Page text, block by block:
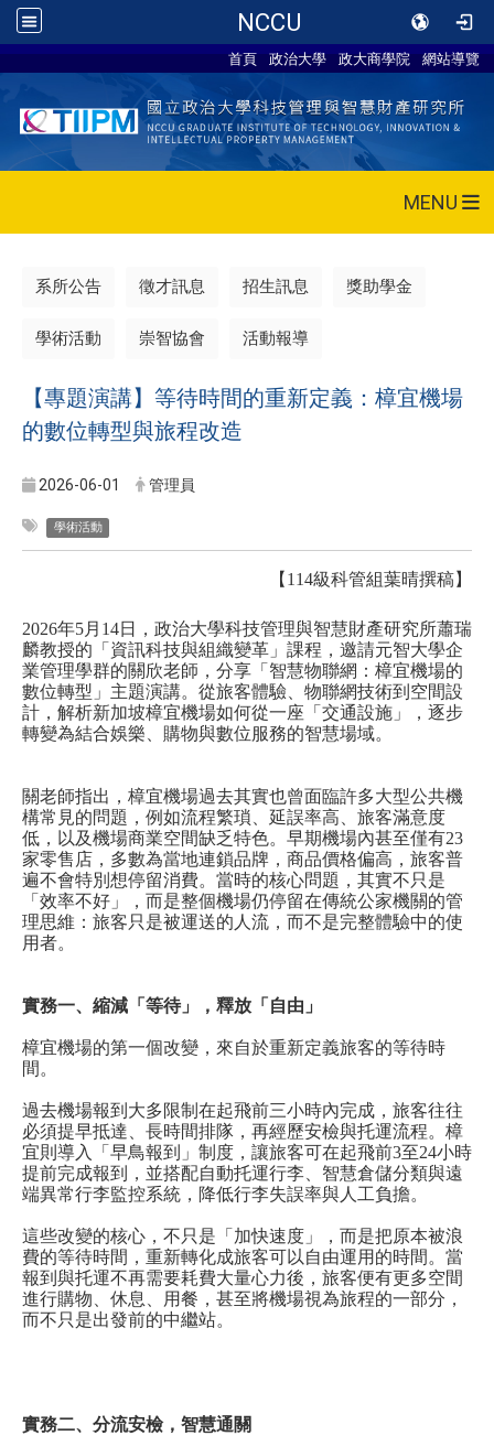
NCCU
首頁 政治大學 政大商學院 網站導覽
MENU
系所公告 徵才訊息 招生訊息 獎助學金
學術活動 崇智協會 活動報導
【專題演講】等待時間的重新定義：樟宜機場
的數位轉型與旅程改造
2026-06-01 管理員
學術活動
【114級科管組葉晴撰稿】
2026年5月14日，政治大學科技管理與智慧財產研究所蕭瑞
麟教授的「資訊科技與組織變革」課程，邀請元智大學企
業管理學群的關欣老師，分享「智慧物聯網：樟宜機場的
數位轉型」主題演講。從旅客體驗、物聯網技術到空間設
計，解析新加坡樟宜機場如何從一座「交通設施」，逐步
轉變為結合娛樂、購物與數位服務的智慧場域。
關老師指出，樟宜機場過去其實也曾面臨許多大型公共機
構常見的問題，例如流程繁瑣、延誤率高、旅客滿意度
低，以及機場商業空間缺乏特色。早期機場內甚至僅有23
家零售店，多數為當地連鎖品牌，商品價格偏高，旅客普
遍不會特別想停留消費。當時的核心問題，其實不只是
「效率不好」，而是整個機場仍停留在傳統公家機關的管
理思維：旅客只是被運送的人流，而不是完整體驗中的使
用者。
實務一、縮減「等待」，釋放「自由」
樟宜機場的第一個改變，來自於重新定義旅客的等待時
間。
過去機場報到大多限制在起飛前三小時內完成，旅客往往
必須提早抵達、長時間排隊，再經歷安檢與托運流程。樟
宜則導入「早鳥報到」制度，讓旅客可在起飛前3至24小時
提前完成報到，並搭配自動托運行李、智慧倉儲分類與遠
端異常行李監控系統，降低行李失誤率與人工負擔。
這些改變的核心，不只是「加快速度」，而是把原本被浪
費的等待時間，重新轉化成旅客可以自由運用的時間。當
報到與托運不再需要耗費大量心力後，旅客便有更多空間
進行購物、休息、用餐，甚至將機場視為旅程的一部分，
而不只是出發前的中繼站。
實務二、分流安檢，智慧通關